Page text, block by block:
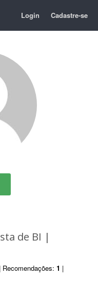
Login Cadastre-se
de BI |
| Recomendações: 1 |